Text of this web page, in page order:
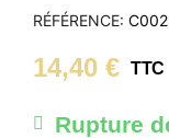
RÉFÉRENCE
14,40 € TTC
Rupture